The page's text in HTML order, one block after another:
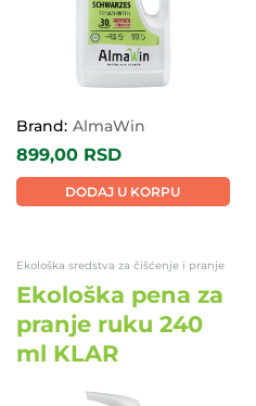
Brand: AlmaWin
899,00 RSD
DODAJ U KORPU
Ekološka sredstva za čišćenje i pranje
Ekološka pena za
pranje ruku 240
ml KLAR